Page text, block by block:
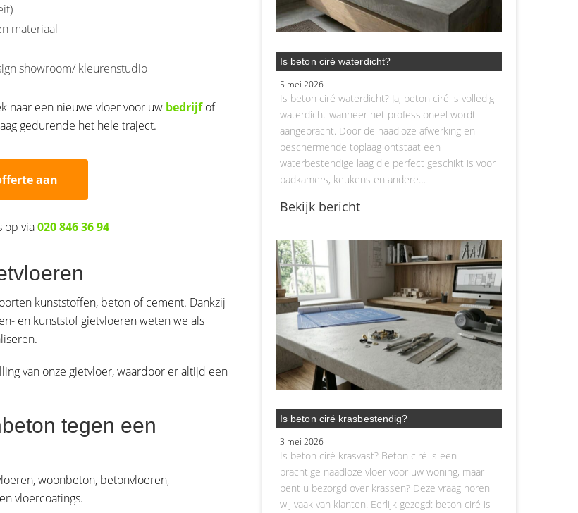
materiaal
showroom/ kleurenstudio
naar een nieuwe vloer voor uw bedrijfof
gedurende het hele traject.
aan
op via020 846 36 94
kunststoffen, beton of cement. Dankzij
en kunststof gietvloeren weten we als
van onze gietvloer, waardoor er altijd een
tegen een
woonbeton, betonvloeren,
vloercoatings.
Is beton ciré waterdicht?
5 mei 2026
Is beton ciré waterdicht? Ja, beton ciré is volledig
waterdicht wanneer het professioneel wordt
aangebracht. Door de naadloze afwerking en
beschermende toplaag ontstaat een
waterbestendige laag die perfect geschikt is voor
badkamers, keukens en andere…
Bekijk bericht
Is beton ciré krasbestendig?
3 mei 2026
Is beton ciré krasvast? Beton ciré is een
prachtige naadloze vloer voor uw woning, maar
bent u bezorgd over krassen? Deze vraag horen
wij vaak van klanten. Eerlijk gezegd: beton ciré is